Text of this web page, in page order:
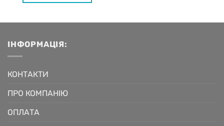
ІНФОРМАЦІЯ:
КОНТАКТИ
ПРО КОМПАНІЮ
ОПЛАТА